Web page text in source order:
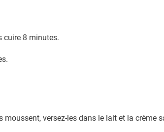
cuire 8 minutes.
versez-les dans le lait et la crème